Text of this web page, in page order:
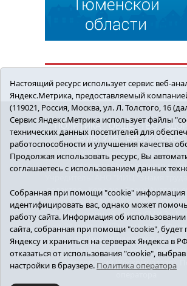
ПОЛИТИКА ОБЩЕСТВО
КУЛЬТУРА
16+ © 2018 Сорокинский район в
Новости Сорокинского
редактор - Королюк Елена
znamenka@inbox.ru, тел.:
Регистрационный номер СМИ Эл
от 24 марта 2017 г., выданное
службой по надзору в сфере
информационных технологий и
коммуникаций (Роскомнадзор).
Настоящий ресурс использует сервис веб-
Яндекс.Метрика, предоставляемый
(119021, Россия, Москва, ул. Л. Толстого, 16
Сервис Яндекс.Метрика использует файлы
технических данных посетителей для
работоспособности и улучшения качества
Продолжая использовать ресурс, Вы
соглашаетесь с использованием данных
Собранная при помощи "cookie"
идентифицировать вас, однако может
работу сайта. Информация об
сайта, собранная при помощи "cookie", будет
Яндексу и храниться на серверах Яндекса в
отказаться от использования "cookie",
настройки в браузере. Политика оператора